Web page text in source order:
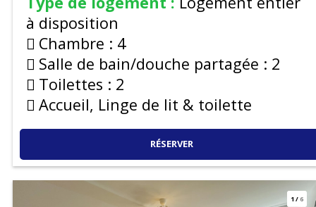
à disposition
Chambre : 4
Salle de bain/douche partagée : 2
Toilettes : 2
Accueil, Linge de lit & toilette
RÉSERVER
1/6